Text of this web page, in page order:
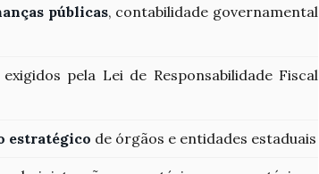
públicas, contabilidade governamental
exigidos pela Lei de Responsabilidade Fiscal
estratégico de órgãos e entidades estaduais